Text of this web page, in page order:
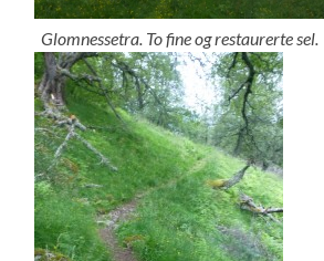
Glomnessetra. To fine og restaurerte sel.